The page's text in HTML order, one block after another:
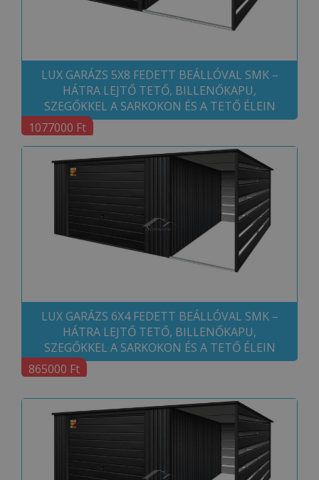
LUX GARÁZS 5X8 FEDETT BEÁLLÓVAL SMK –
HÁTRA LEJTŐ TETŐ, BILLENŐKAPU,
SZEGŐKKEL A SARKOKON ÉS A TETŐ ÉLEIN
1077000 Ft
LUX GARÁZS 6X4 FEDETT BEÁLLÓVAL SMK –
HÁTRA LEJTŐ TETŐ, BILLENŐKAPU,
SZEGŐKKEL A SARKOKON ÉS A TETŐ ÉLEIN
865000 Ft